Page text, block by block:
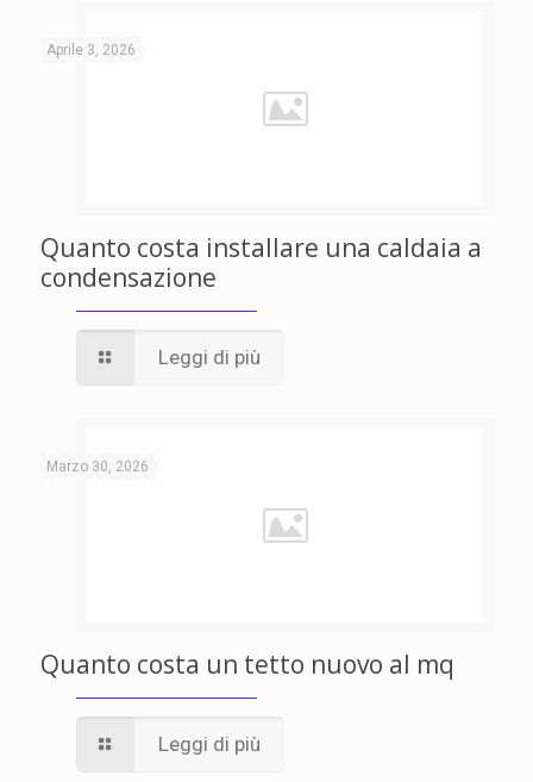
Aprile 3, 2026
Quanto costa installare una caldaia a
condensazione
Leggi di più
Marzo 30, 2026
Quanto costa un tetto nuovo al mq
Leggi di più